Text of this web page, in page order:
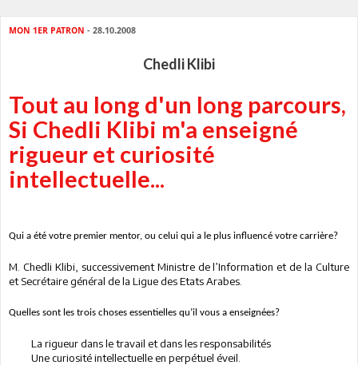
MON 1ER PATRON - 28.10.2008
Chedli Klibi
Tout au long d'un long parcours,
Si Chedli Klibi m'a enseigné
rigueur et curiosité
intellectuelle...
Qui a été votre premier mentor, ou celui qui a le plus influencé votre carrière?
M. Chedli Klibi, successivement Ministre de l’Information et dela Culture
et Secrétaire général dela Liguedes Etats Arabes.
Quelles sont les trois choses essentielles qu’il vous a enseignées?
La rigueur dans le travail et dans les responsabilités
Une curiosité intellectuelle en perpétuel éveil.